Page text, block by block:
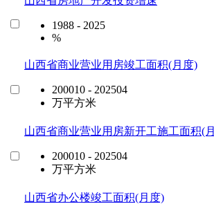
1988 - 2025
%
山西省商业营业用房竣工面积(月度)
200010 - 202504
万平方米
山西省商业营业用房新开工施工面积(
200010 - 202504
万平方米
山西省办公楼竣工面积(月度)